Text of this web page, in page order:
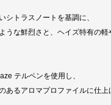
シトラスノートを基調に、
うな鮮烈さと、ヘイズ特有の軽
テルペンを使用し、
あるアロマプロファイルに仕上